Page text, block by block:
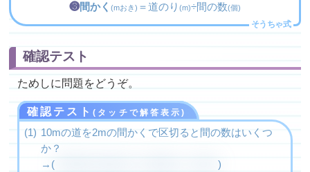
❸間かく (mおき) ＝道のり (m)÷間の数(個)
確認テスト
ためしに問題をどうぞ。
確認テスト(タッチで解答表示)
10mの道を2mの間かくで区切ると間の数はいくつ
か？
→(
)